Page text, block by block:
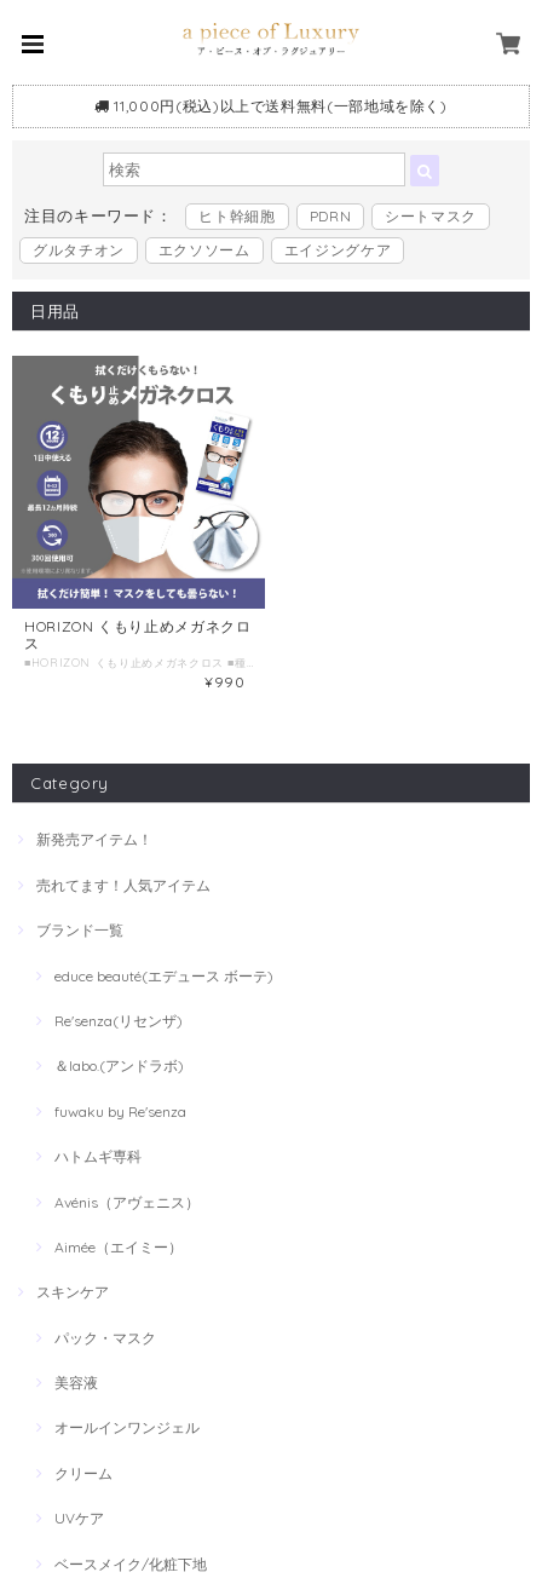
11,000円(税込)以上で送料無料(一部地域を除く)
注目のキーワード： ヒト幹細胞 PDRN
シートマスク
グルタチオン
エクソソーム エイジングケア
日用品
HORIZON くもり止めメガネクロ
ス
¥990
Category
新発売アイテム！
売れてます！人気アイテム
ブランド一覧
educe beauté(エデュース ボーテ)
Re'senza(リセンザ)
＆labo.(アンドラボ)
fuwaku by Re'senza
ハトムギ専科
Avénis（アヴェニス）
Aimée（エイミー）
スキンケア
パック・マスク
美容液
オールインワンジェル
クリーム
UVケア
ベースメイク/化粧下地